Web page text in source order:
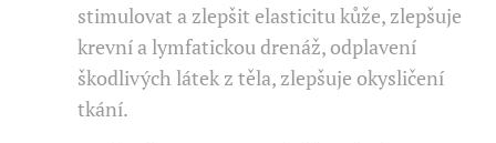
stimulovat a zlepšit elasticitu kůže, zlepšuje
krevní a lymfatickou drenáž, odplavení
škodlivých látek z těla, zlepšuje okysličení
tkání.